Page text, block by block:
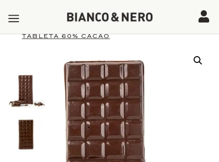
a 
5 Productos 5
TABLETA 60% CACAO